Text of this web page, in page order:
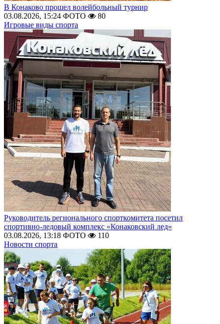
В Конаково прошел волейбольный турнир
03.08.2026, 15:24 ФОТО
80
Игровые виды спорта
Руководитель регионального спорткомитета посетил
спортивно-ледовый комплекс «Конаковский лед»
03.08.2026, 13:18 ФОТО
110
Новости спорта